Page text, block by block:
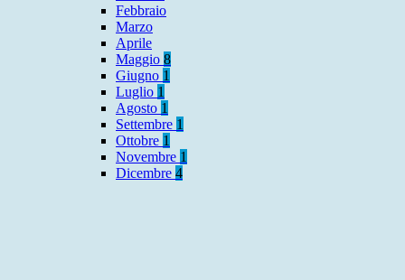
Febbraio
Marzo
Aprile
Maggio 8
Giugno 1
Luglio 1
Agosto 1
Settembre 1
Ottobre 1
Novembre 1
Dicembre 4